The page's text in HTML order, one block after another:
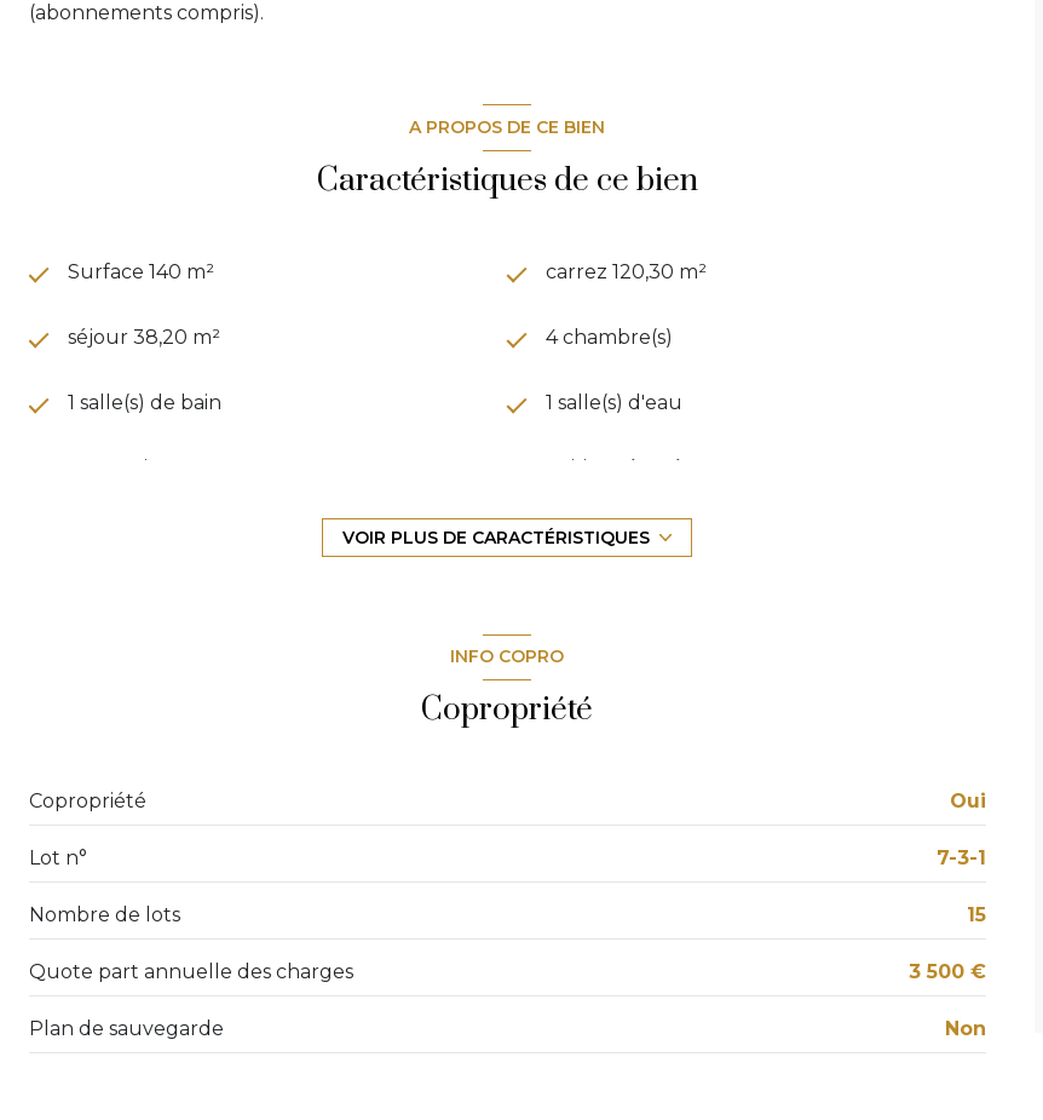
(abonnements compris).
A PROPOS DE CE BIEN
Caractéristiques de ce bien
Surface 140 m² carrez 120,30 m²
séjour 38,20 m² 4 chambre(s)
1 salle(s) de bain 1 salle(s) d'eau
construit en 1972 cuisine séparée
Chauffage individuel : convecteur
1 garage(s)
cave terrasse
interphone quartier ARA
VOIR PLUS DE CARACTÉRISTIQUES
INFO COPRO
Copropriété
Copropriété Oui
Lot n° 7-3-1
Nombre de lots 15
Quote part annuelle des charges 3 500 €
Plan de sauvegarde Non